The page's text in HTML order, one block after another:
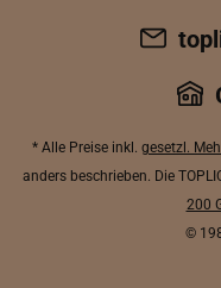
* Alle Preise inkl. gesetzl.
anders beschrieben. Die
200
©